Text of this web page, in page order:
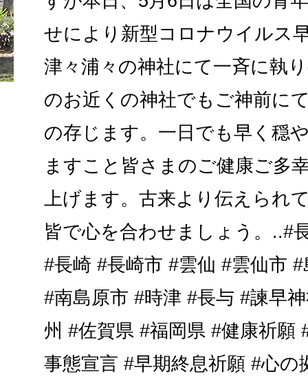
せにより新型コロナウイルス
津々浦々の神社にて一斉に執
のお近くの神社でもご神前に
の存じます。一日でも早く穏
ますこと皆さまのご健康ご多
上げます。古来より伝えられ
皆で心を合わせましょう。..#
#長崎 #長崎市 #雲仙 #雲仙市
#南島原市 #時津 #長与 #諫早
州 #佐賀県 #福岡県 #健康祈願
事態宣言 #早期終息祈願 #心